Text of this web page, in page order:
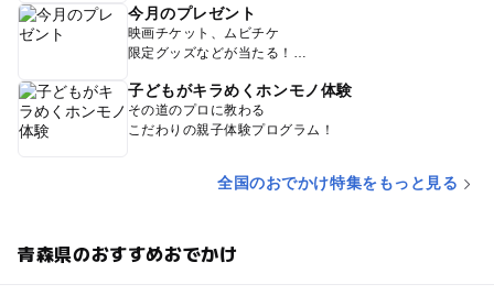
今月のプレゼント
映画チケット、ムビチケ
限定グッズなどが当たる！
子どもがキラめくホンモノ体験
その道のプロに教わる
こだわりの親子体験プログラム！
全国のおでかけ特集をもっと見る
青森県のおすすめおでかけ